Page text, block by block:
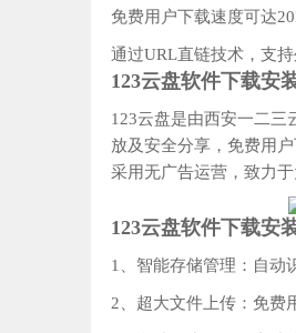
免费用户下载速度可达‌
通过URL直链技术，支
123云盘软件下载安
123云盘‌是由西安一二三
放及安全分享，免费用
采用无广告运营，致力
123云盘软件下载安
1、智能存储管理‌：自动
2、超大文件上传‌：免费